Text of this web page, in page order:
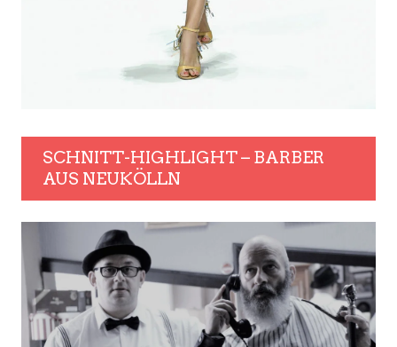
SCHNITT-HIGHLIGHT – BARBER
AUS NEUKÖLLN